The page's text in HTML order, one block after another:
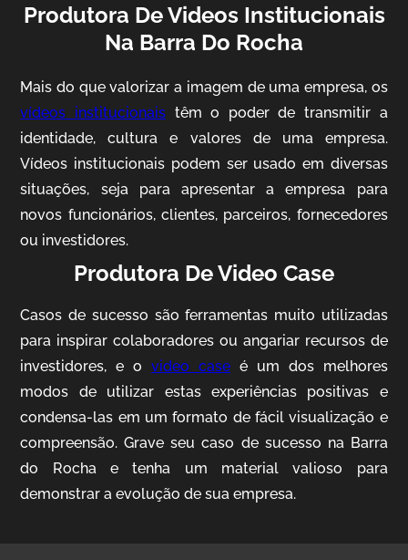
Mosaic
Produtora De Videos Institucionais
Na Barra Do Rocha
Mais do que valorizar a imagem de uma empresa, os
vídeos institucionais têm o poder de transmitir a
identidade, cultura e valores de uma empresa.
Vídeos institucionais podem ser usado em diversas
situações, seja para apresentar a empresa para
novos funcionários, clientes, parceiros, fornecedores
ou investidores.
Produtora De Video Case
Casos de sucesso são ferramentas muito utilizadas
para inspirar colaboradores ou angariar recursos de
investidores, e ovideo case é um dos melhores
modos de utilizar estas experiências positivas e
condensa-las em um formato de fácil visualização e
compreensão. Grave seu caso de sucesso na Barra
do Rocha e tenha um material valioso para
demonstrar a evolução de sua empresa.